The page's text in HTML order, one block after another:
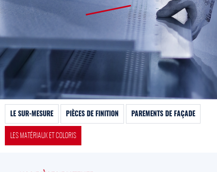
LE SUR-MESURE PIÈCES DE FINITION PAREMENTS DE FAÇADE
LES MATÉRIAUX ET COLORIS